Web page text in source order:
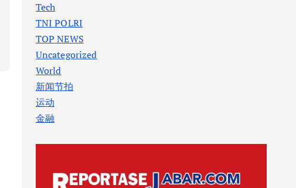
Tech
TNI POLRI
TOP NEWS
Uncategorized
World
新闻节拍
运动
金融